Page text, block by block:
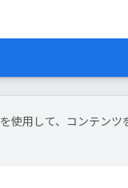
使用して、コンテン